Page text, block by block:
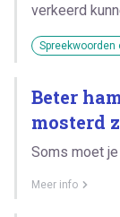
verkeerd
Spreekwoorden
Beter
mosterd
Soms moet
Meer info